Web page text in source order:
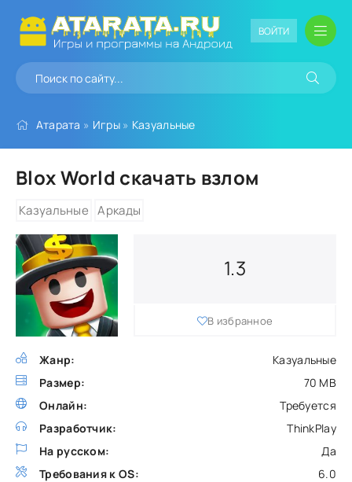
ВОЙТИ
Атарата » Игры» Казуальные
Blox World скачать взлом
Казуальные Аркады
Жанр:
Казуальные
Размер:
70 MB
Онлайн:
Требуется
Разработчик:
ThinkPlay
На русском:
Да
Требования к OS:
6.0
1.3
В избранное